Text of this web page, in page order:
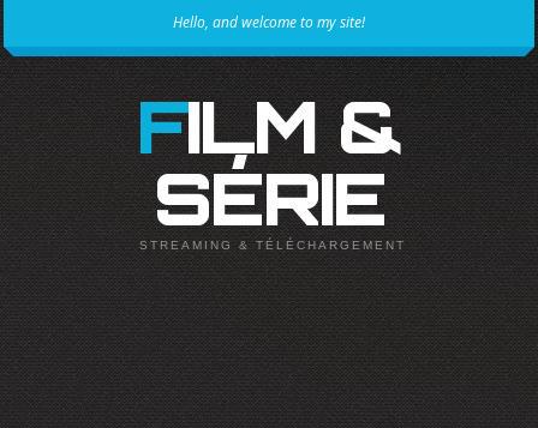
Hello, and welcome to my site!
FILM &
SÉRIE
STREAMING & TÉLÉCHARGEMENT